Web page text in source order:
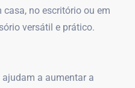
no escritório ou em
versátil e prático.
a aumentar a